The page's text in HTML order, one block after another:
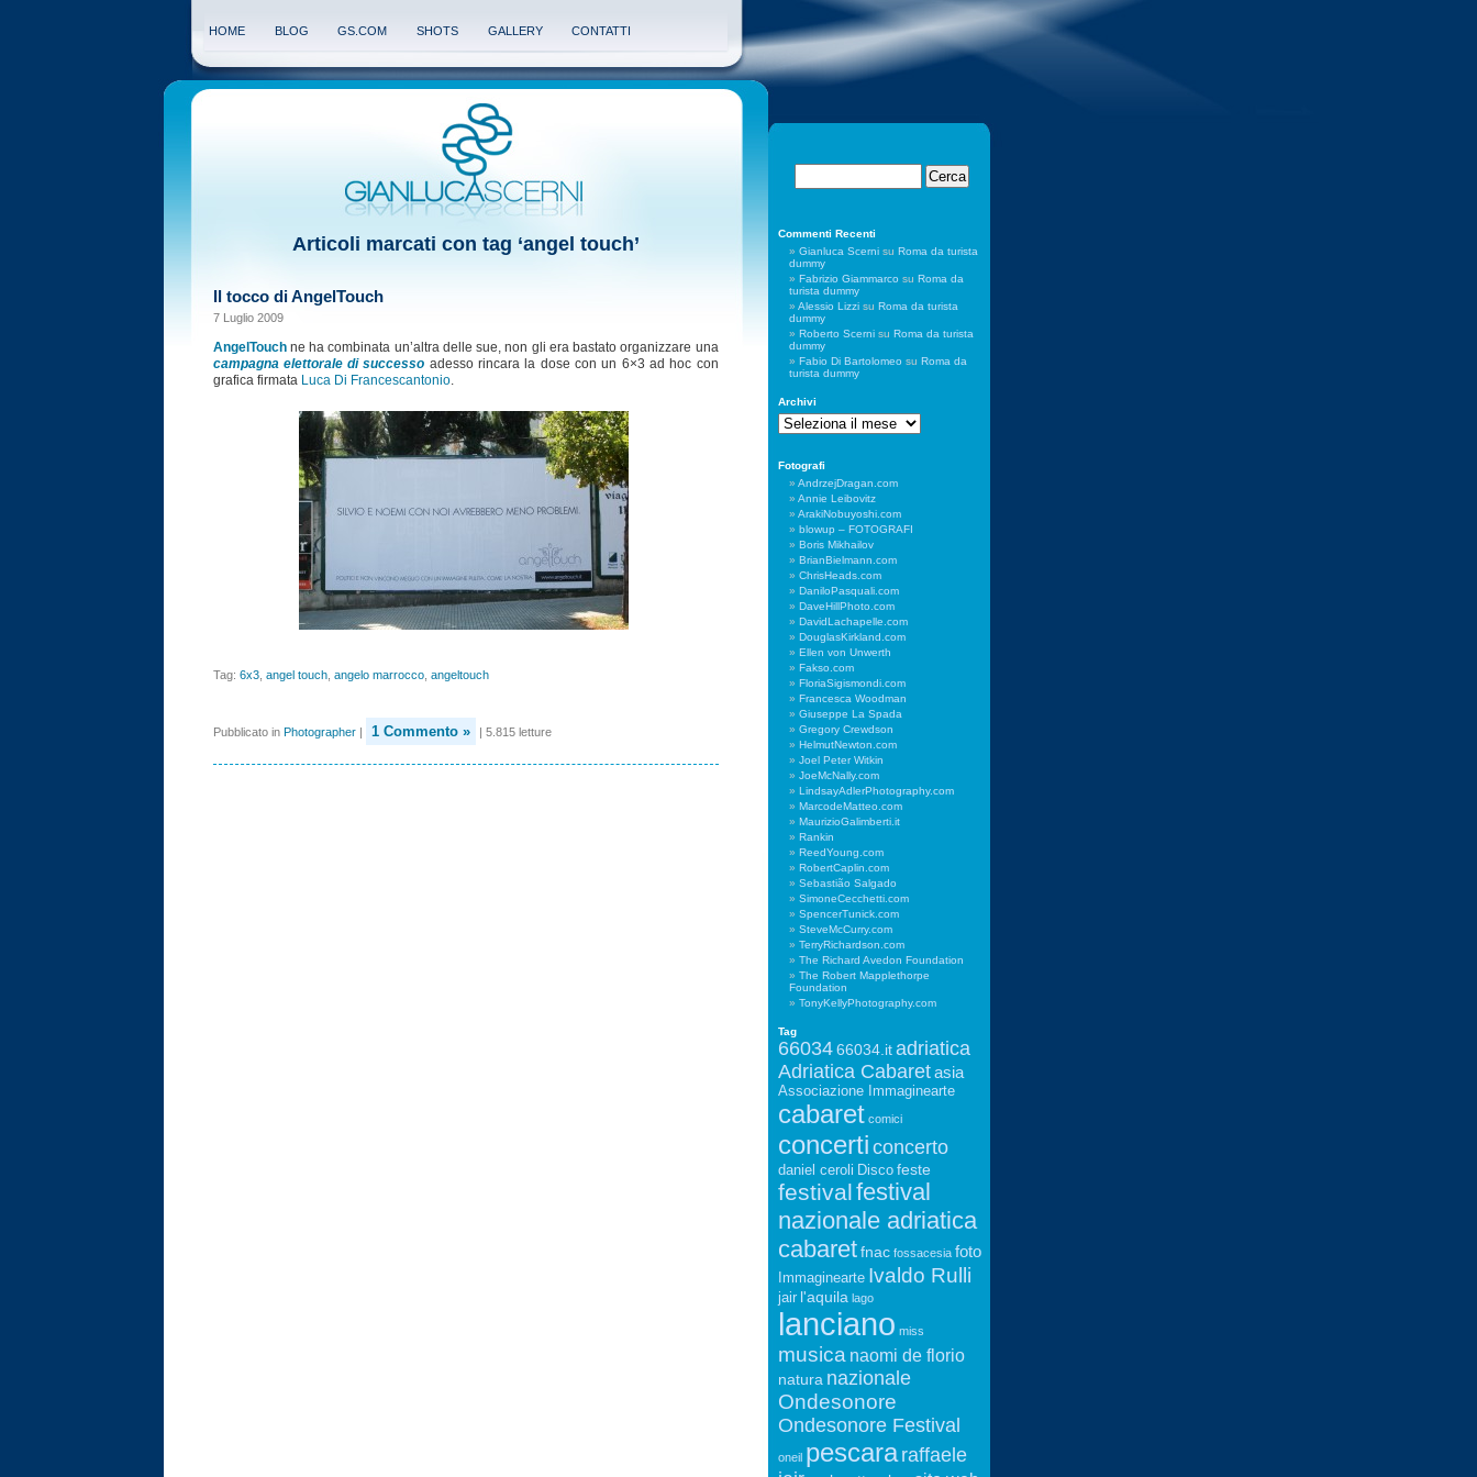
HOME BLOG GS.COM SHOTS GALLERY CONTATTI
Articoli marcati con tag ‘angel touch’
Il tocco di AngelTouch
7 Luglio 2009
AngelTouchne ha combinata un’altra delle sue, non gli era bastato organizzare una
campagna elettorale di successo adesso rincara la dose con un 6×3 ad hoc con
grafica firmata
Luca Di Francescantonio.
Tag: 6x3, angel touch, angelo marrocco, angeltouch
Pubblicato in Photographer| 1 Commento » | 5.815 letture
Commenti Recenti
Gianluca Scernisu Roma da turista
dummy
Fabrizio Giammarco su Roma da
turista dummy
Alessio Lizzisu Roma da turista
dummy
Roberto Scernisu Roma da turista
dummy
Fabio Di Bartolomeo su Roma da
turista dummy
Archivi
Archivi
Fotografi
AndrzejDragan.com
Annie Leibovitz
ArakiNobuyoshi.com
blowup – FOTOGRAFI
Boris Mikhailov
BrianBielmann.com
ChrisHeads.com
DaniloPasquali.com
DaveHillPhoto.com
DavidLachapelle.com
DouglasKirkland.com
Ellen von Unwerth
Fakso.com
FloriaSigismondi.com
Francesca Woodman
Giuseppe La Spada
Gregory Crewdson
HelmutNewton.com
Joel Peter Witkin
JoeMcNally.com
LindsayAdlerPhotography.com
MarcodeMatteo.com
MaurizioGalimberti.it
Rankin
ReedYoung.com
RobertCaplin.com
Sebastião Salgado
SimoneCecchetti.com
SpencerTunick.com
SteveMcCurry.com
TerryRichardson.com
The Richard Avedon Foundation
The Robert Mapplethorpe
Foundation
TonyKellyPhotography.com
Tag
66034 66034.it adriatica
Adriatica Cabaret asia
Associazione Immaginearte
cabaret comici
concerti concerto
daniel ceroli Disco feste
festivalfestival
nazionale adriatica
cabaret fnac fossacesia foto
Immaginearte Ivaldo Rulli
jair l'aquila lago
lanciano miss
musica naomi de florio
natura nazionale
Ondesonore
Ondesonore Festival
oneil pescara raffaele